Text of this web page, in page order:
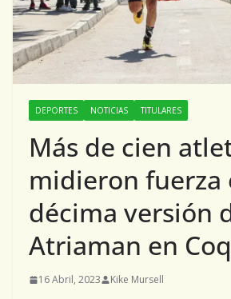
DEPORTES NOTICIAS TITULARES
Más de cien
midieron fuerza
décima versión
Atriaman en
16 Abril, 2023 Kike Mursell